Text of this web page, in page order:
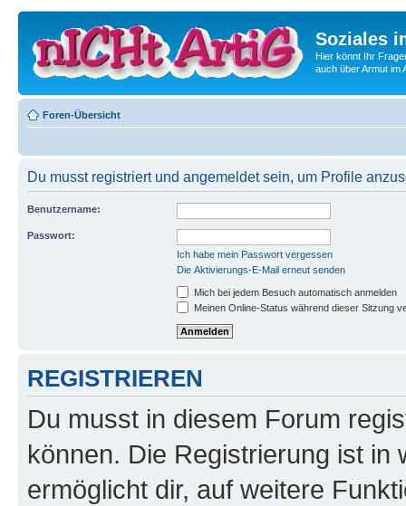
Soziales
Hier könnt Ihr
auch über Armut im
Foren-Übersicht
Du musst registriert und angemeldet sein, um Profile
Benutzername:
Passwort:
Ich habe mein Passwort vergessen
Die Aktivierungs-E-Mail erneut senden
Mich bei jedem Besuch automatisch anmelden
Meinen Online-Status während dieser Sitzung
REGISTRIEREN
Du musst in diesem Forum
können. Die Registrierung ist in
ermöglicht dir, auf weitere